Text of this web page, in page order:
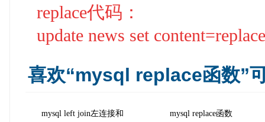
replace代码：
update news set
喜欢“mysql replace函数”
mysql left join左连接和
mysql replace函数